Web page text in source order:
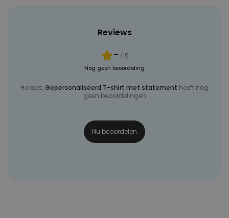
Reviews
- / 5
Nog geen beoordeling
Helaas,Gepersonaliseerd T-shirt met statement heeft nog
geen beoordelingen
Nu beoordelen